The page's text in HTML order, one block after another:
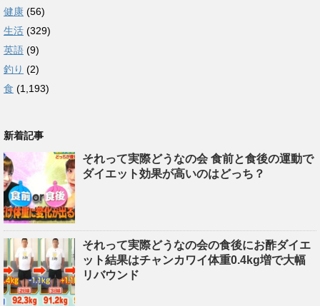
健康 (56)
生活 (329)
英語 (9)
釣り (2)
食 (1,193)
新着記事
それって実際どうなの会 食前と食後の運動で
ダイエット効果が高いのはどっち？
それって実際どうなの会の食後にお酢ダイエ
ット結果はチャンカワイ体重0.4kg増で大幅
リバウンド